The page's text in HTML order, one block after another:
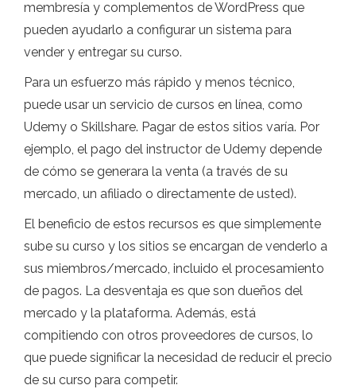
membresía y complementos de WordPress que
pueden ayudarlo a configurar un sistema para
vender y entregar su curso.
Para un esfuerzo más rápido y menos técnico,
puede usar un servicio de cursos en línea, como
Udemy o Skillshare. Pagar de estos sitios varía. Por
ejemplo, el pago del instructor de Udemy depende
de cómo se generara la venta (a través de su
mercado, un afiliado o directamente de usted).
El beneficio de estos recursos es que simplemente
sube su curso y los sitios se encargan de venderlo a
sus miembros/mercado, incluido el procesamiento
de pagos. La desventaja es que son dueños del
mercado y la plataforma. Además, está
compitiendo con otros proveedores de cursos, lo
que puede significar la necesidad de reducir el precio
de su curso para competir.